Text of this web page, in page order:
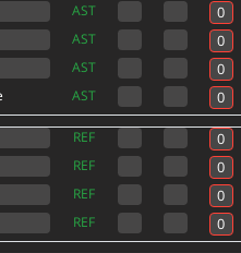
AST
AST
AST
AST
REF
REF
REF
REF